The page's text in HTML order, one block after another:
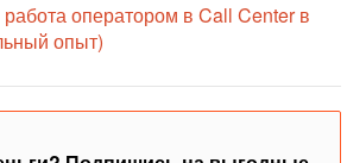
оператором в Call Center в
опыт)